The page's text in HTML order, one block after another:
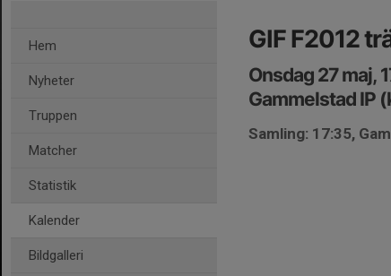
Hem
Nyheter
Truppen
Matcher
Statistik
Kalender
Bildgalleri
GIF F2012
Onsdag 27 maj,
Gammelstad IP
Samling: 17:35,